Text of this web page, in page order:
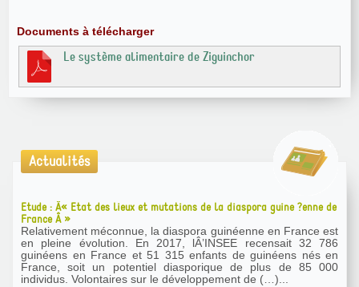
Documents à télécharger
Le système alimentaire de Ziguinchor
Actualités
Etude : Â« Etat des lieux et mutations de la diaspora guine ?enne de
France Â »
Relativement méconnue, la diaspora guinéenne en France est
en pleine évolution. En 2017, lÂ’INSEE recensait 32 786
guinéens en France et 51 315 enfants de guinéens nés en
France, soit un potentiel diasporique de plus de 85 000
individus. Volontaires sur le développement de (…)...